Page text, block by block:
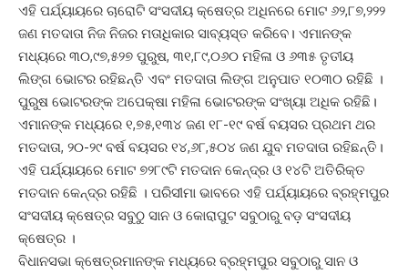
ଏହି ପର୍ଯ୍ୟାୟରେ ଚାରୋଟି ସଂସଦୀୟ କ୍ଷେତ୍ର ଅଧିନରେ ମୋଟ ୬୨,୮୭,୨୨୨
ଜଣ ମତଦାତା ନିଜ ନିଜର ମତାଧିକାର ସାବ୍ୟସ୍ତ କରିବେ। ଏମାନଙ୍କ
ମଧ୍ୟରେ ୩୦,୯୭,୫୨୭ ପୁରୁଷ, ୩୧,୮୯,୦୬୦ ମହିଳା ଓ ୬୩୫ ତୃତୀୟ
ଲିଙ୍ଗ ଭୋଟର ରହିଛନ୍ତି ଏବଂ ମତଦାତା ଲିଙ୍ଗ ଅନୁପାତ ୧୦୩୦ ରହିଛି ।
ପୁରୁଷ ଭୋଟରଙ୍କ ଅପେକ୍ଷା ମହିଳା ଭୋଟରଙ୍କ ସଂଖ୍ୟା ଅଧିକ ରହିଛି।
ଏମାନଙ୍କ ମଧ୍ୟରେ ୧,୭୫,୧୩୪ ଜଣ ୧୮-୧୯ ବର୍ଷ ବୟସର ପ୍ରଥମ ଥର
ମତଦାତା, ୨୦-୨୯ ବର୍ଷ ବୟସର ୧୪,୬୮,୫୦୪ ଜଣ ଯୁବ ମତଦାତା ରହିଛନ୍ତି।
ଏହି ପର୍ଯ୍ୟାୟରେ ମୋଟ ୭୨୮୯ଟି ମତଦାନ କେନ୍ଦ୍ର ଓ ୧୪ଟି ଅତିରିକ୍ତ
ମତଦାନ କେନ୍ଦ୍ର ରହିଛି । ପରିସୀମା ଭାବରେ ଏହି ପର୍ଯ୍ୟାୟରେ ବ୍ରହ୍ମପୁର
ସଂସଦୀୟ କ୍ଷେତ୍ର ସବୁଠୁ ସାନ ଓ କୋରାପୁଟ ସବୁଠାରୁ ବଡ଼ ସଂସଦୀୟ
କ୍ଷେତ୍ର ।
ବିଧାନସଭା କ୍ଷେତ୍ରମାନଙ୍କ ମଧ୍ୟରେ ବ୍ରହ୍ମପୁର ସବୁଠାରୁ ସାନ ଓ